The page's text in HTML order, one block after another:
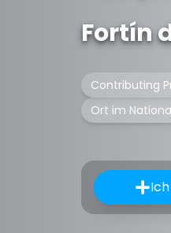
Fortín
Contributing
Ort im